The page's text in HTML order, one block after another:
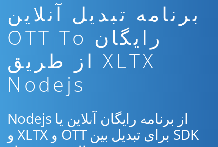
برنامه تبدیل آنلاین
رایگان OTT To
XLTX از طریق
Nodejs
از برنامه رایگان آنلاین یا Nodejs
SDK برای تبدیل بین OTT و XLTX و